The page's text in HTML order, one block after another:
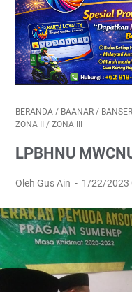
BERANDA / BAANAR / BANSER
ZONA II / ZONA III
LPBHNU
Oleh Gus Ain 1/22/2023